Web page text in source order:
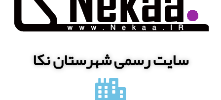
سایت رسمی شهرستان نکا